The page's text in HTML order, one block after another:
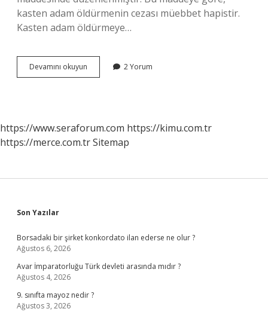
kasten adam öldürmenin cezası müebbet hapistir.
Kasten adam öldürmeye…
Devamını okuyun Demosit
Nedir
2 Yorum
https://www.seraforum.com https://kimu.com.tr
https://merce.com.trSitemap
Sidebar
Son Yazılar
Borsadaki bir şirket konkordato ilan ederse ne olur ?
Ağustos 6, 2026
Avar İmparatorluğu Türk devleti arasında mıdır ?
Ağustos 4, 2026
9. sınıfta mayoz nedir ?
Ağustos 3, 2026